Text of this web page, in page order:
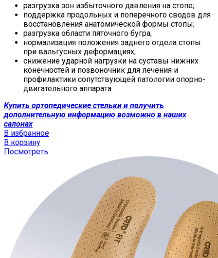
разгрузка зон избыточного давления на стопе;
поддержка продольных и поперечного сводов для
восстановления анатомической формы стопы;
разгрузка области пяточного бугра;
нормализация положения заднего отдела стопы
при вальгусных деформациях;
снижение ударной нагрузки на суставы нижних
конечностей и позвоночник для лечения и
профилактики сопутствующей патологии опорно-
двигательного аппарата.
Купить ортопедические стельки и получить
дополнительную информацию возможно в наших
салонах
В избранное
В корзину
Посмотреть